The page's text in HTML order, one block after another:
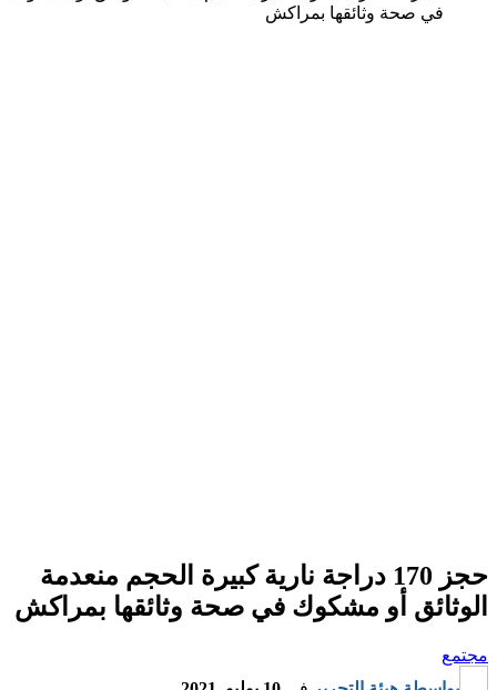
في صحة وثائقها بمراكش
حجز 170 دراجة نارية كبيرة الحجم منعدمة
الوثائق أو مشكوك في صحة وثائقها بمراكش
مجتمع